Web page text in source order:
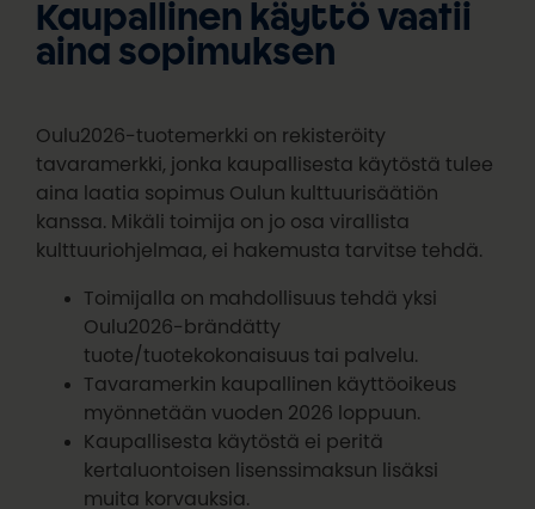
Kaupallinen käyttö vaatii
aina sopimuksen
Oulu2026-tuotemerkki on rekisteröity
tavaramerkki, jonka kaupallisesta käytöstä tulee
aina laatia sopimus Oulun kulttuurisäätiön
kanssa. Mikäli toimija on jo osa virallista
kulttuuriohjelmaa, ei hakemusta tarvitse tehdä.
Toimijalla on mahdollisuus tehdä yksi
Oulu2026-brändätty
tuote/tuotekokonaisuus tai palvelu.
Tavaramerkin kaupallinen käyttöoikeus
myönnetään vuoden 2026 loppuun.
Kaupallisesta käytöstä ei peritä
kertaluontoisen lisenssimaksun lisäksi
muita korvauksia.